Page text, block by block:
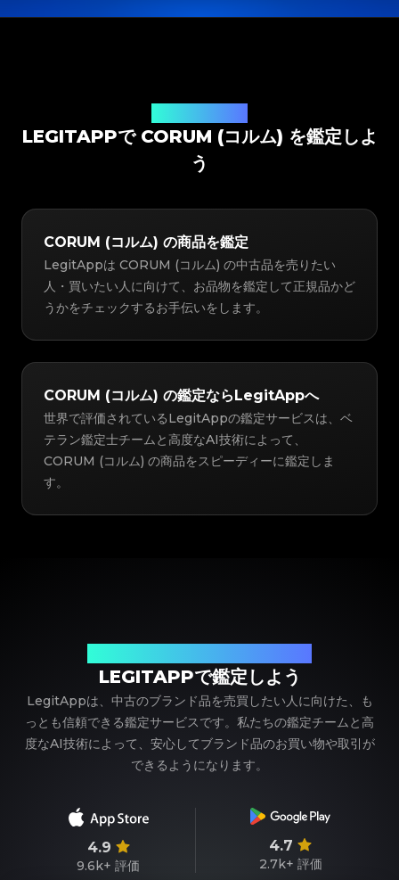
LEGITAPPで CORUM (コルム) を鑑定しよ
う
CORUM (コルム) の商品を鑑定
LegitAppは CORUM (コルム) の中古品を売りたい
人・買いたい人に向けて、お品物を鑑定して正規品かど
うかをチェックするお手伝いをします。
CORUM (コルム) の鑑定ならLegitAppへ
世界で評価されているLegitAppの鑑定サービスは、ベ
テラン鑑定士チームと高度なAI技術によって、
CORUM (コルム) の商品をスピーディーに鑑定しま
す。
LEGITAPPで鑑定しよう
LegitAppは、中古のブランド品を売買したい人に向けた、も
っとも信頼できる鑑定サービスです。私たちの鑑定チームと高
度なAI技術によって、安心してブランド品のお買い物や取引が
できるようになります。
4.9
9.6k+ 評価
4.7
2.7k+ 評価